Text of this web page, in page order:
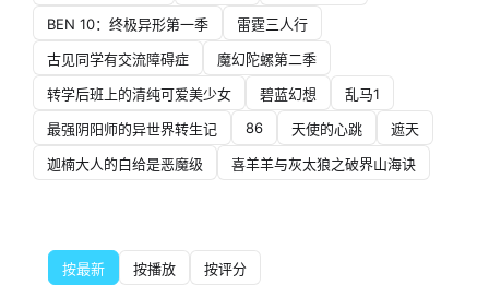
BEN 10：终极异形第一季
雷霆三人行
古见同学有交流障碍症
魔幻陀螺第二季
转学后班上的清纯可爱美少女
碧蓝幻想
乱马1
最强阴阳师的异世界转生记
86 天使的心跳
遮天
迦楠大人的白给是恶魔级
喜羊羊与灰太狼之破界山海诀
按最新 按播放 按评分